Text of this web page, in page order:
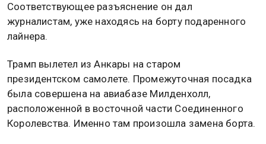
Соответствующее разъяснение он дал
журналистам, уже находясь на борту подаренного
лайнера.
Трамп вылетел из Анкары на старом
президентском самолете. Промежуточная посадка
была совершена на авиабазе Милденхолл,
расположенной в восточной части Соединенного
Королевства. Именно там произошла замена борта.